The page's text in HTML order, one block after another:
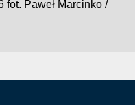
Paweł Marcinko /